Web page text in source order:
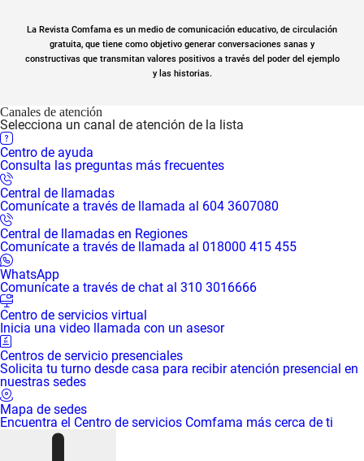
La Revista Comfama es un medio de comunicación educativo, de circulación
gratuita, que tiene como objetivo generar conversaciones sanas y
constructivas que transmitan valores positivos a través del poder del ejemplo
y las historias.
Canales de atención
Selecciona un canal de atención de la lista
Centro de ayuda
Consulta las preguntas más frecuentes
Central de llamadas
Comunícate a través de llamada al 604 3607080
Central de llamadas en Regiones
Comunícate a través de llamada al 018000 415 455
WhatsApp
Comunícate a través de chat al 310 3016666
Centro de servicios virtual
Inicia una video llamada con un asesor
Centros de servicio presenciales
Solicita tu turno desde casa para recibir atención presencial en
nuestras sedes
Mapa de sedes
Encuentra el Centro de servicios Comfama más cerca de ti